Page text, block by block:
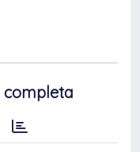
completa